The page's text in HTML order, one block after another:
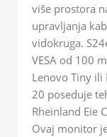
više prostora
upravljanja
vidokruga.
VESA od 100
Lenovo Tiny ili
20 poseduje
Rheinland Eie
Ovaj monitor